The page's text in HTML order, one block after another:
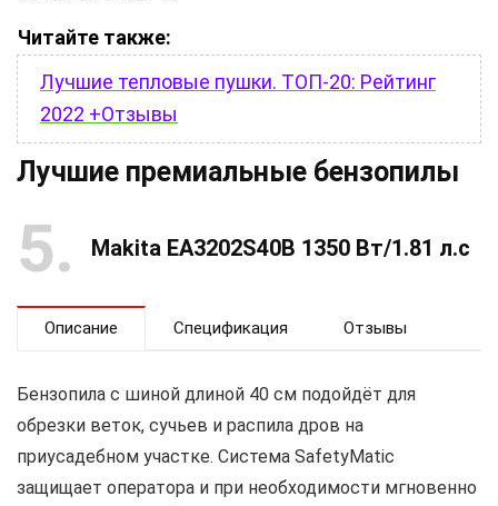
Читайте также:
Лучшие тепловые пушки. ТОП-20: Рейтинг
2022 +Отзывы
Лучшие премиальные бензопилы
5 Makita EA3202S40B 1350 Вт/1.81 л.с
Описание Спецификация Отзывы
Бензопила с шиной длиной 40 см подойдёт для
обрезки веток, сучьев и распила дров на
приусадебном участке. Система SafetyMatic
защищает оператора и при необходимости мгновенно